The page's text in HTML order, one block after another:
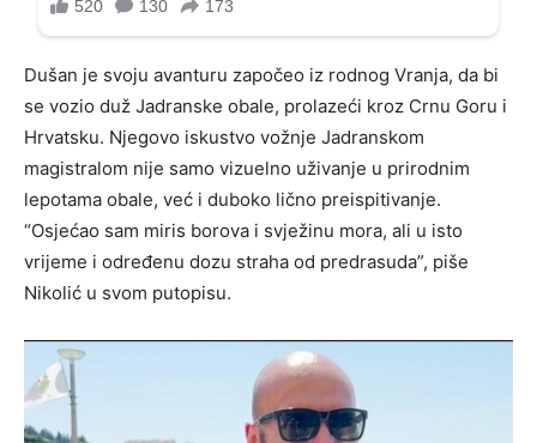
Dušan je svoju avanturu započeo iz rodnog Vranja, da bi
se vozio duž Jadranske obale, prolazeći kroz Crnu Goru i
Hrvatsku. Njegovo iskustvo vožnje Jadranskom
magistralom nije samo vizuelno uživanje u prirodnim
lepotama obale, već i duboko lično preispitivanje.
“Osjećao sam miris borova i svježinu mora, ali u isto
vrijeme i određenu dozu straha od predrasuda”, piše
Nikolić u svom putopisu.